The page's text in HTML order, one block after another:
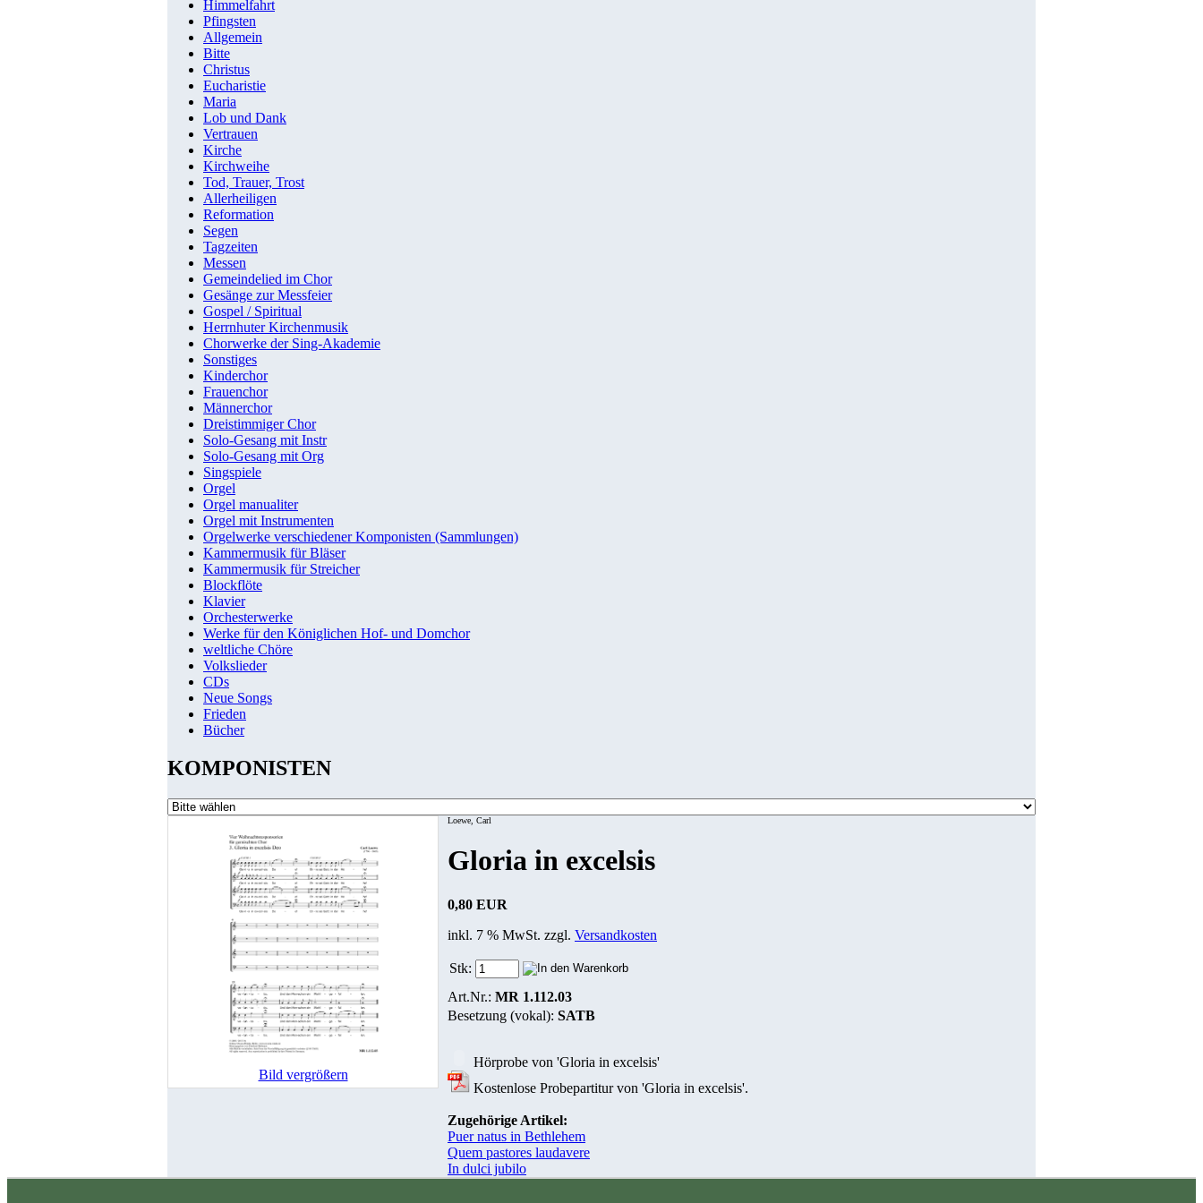
Himmelfahrt
Pfingsten
Allgemein
Bitte
Christus
Eucharistie
Maria
Lob und Dank
Vertrauen
Kirche
Kirchweihe
Tod, Trauer, Trost
Allerheiligen
Reformation
Segen
Tagzeiten
Messen
Gemeindelied im Chor
Gesänge zur Messfeier
Gospel / Spiritual
Herrnhuter Kirchenmusik
Chorwerke der Sing-Akademie
Sonstiges
Kinderchor
Frauenchor
Männerchor
Dreistimmiger Chor
Solo-Gesang mit Instr
Solo-Gesang mit Org
Singspiele
Orgel
Orgel manualiter
Orgel mit Instrumenten
Orgelwerke verschiedener Komponisten (Sammlungen)
Kammermusik für Bläser
Kammermusik für Streicher
Blockflöte
Klavier
Orchesterwerke
Werke für den Königlichen Hof- und Domchor
weltliche Chöre
Volkslieder
CDs
Neue Songs
Frieden
Bücher
KOMPONISTEN
Bild vergrößern
Loewe, Carl
Gloria in excelsis
0,80 EUR
inkl. 7 % MwSt. zzgl. Versandkosten
Stk:
Art.Nr.: MR 1.112.03
Besetzung (vokal): SATB
Hörprobe von 'Gloria in excelsis'
Kostenlose Probepartitur von 'Gloria in excelsis'.
Zugehörige Artikel:
Puer natus in Bethlehem
Quem pastores laudavere
In dulci jubilo